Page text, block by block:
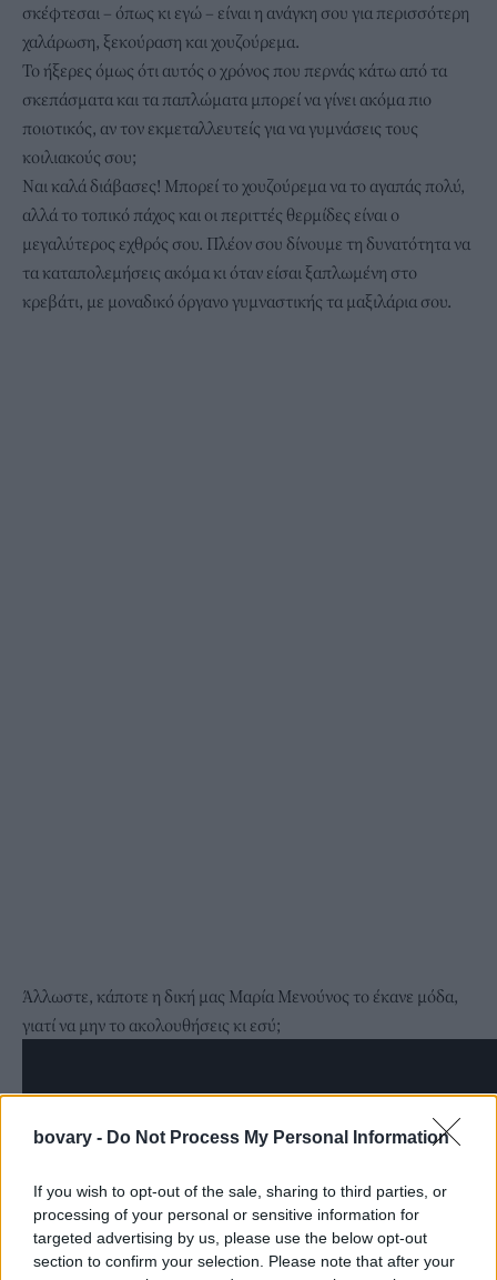
bovary - Do Not Process My Personal Information
If you wish to opt-out of the sale, sharing to third parties, or
processing of your personal or sensitive information for
targeted advertising by us, please use the below opt-out
section to confirm your selection. Please note that after your
σκέφτεσαι – όπως κι εγώ – είναι η ανάγκη σου για περισσότερη
χαλάρωση, ξεκούραση και χουζούρεμα.
Το ήξερες όμως ότι αυτός ο χρόνος που περνάς κάτω από τα
σκεπάσματα και τα παπλώματα μπορεί να γίνει ακόμα πιο
ποιοτικός, αν τον εκμεταλλευτείς για να γυμνάσεις τους
κοιλιακούς σου;
Ναι καλά διάβασες! Μπορεί το χουζούρεμα να το αγαπάς πολύ,
αλλά το τοπικό πάχος και οι περιττές θερμίδες είναι ο
μεγαλύτερος εχθρός σου. Πλέον σου δίνουμε τη δυνατότητα να
τα καταπολεμήσεις ακόμα κι όταν είσαι ξαπλωμένη στο
κρεβάτι, με μοναδικό όργανο γυμναστικής τα μαξιλάρια σου.
Άλλωστε, κάποτε η δική μας Μαρία Μενούνος το έκανε μόδα,
γιατί να μην το ακολουθήσεις κι εσύ;